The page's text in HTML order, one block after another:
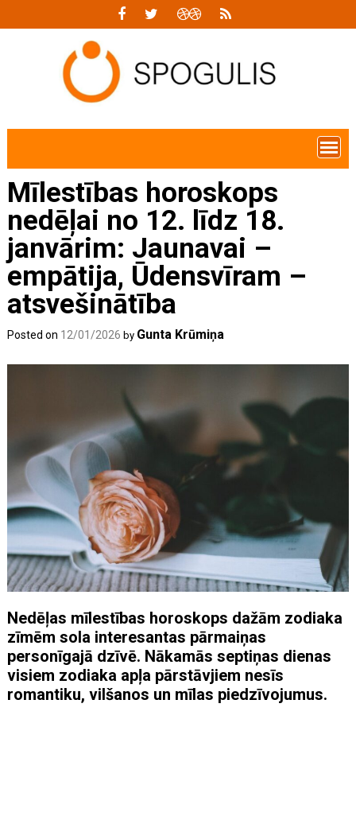
Mīlestības horoskops
nedēļai no 12. līdz 18.
janvārim: Jaunavai –
empātija, Ūdensvīram –
atsvešinātība
Posted on 12/01/2026 by Gunta Krūmiņa
Nedēļas mīlestības horoskops dažām zodiaka
zīmēm sola interesantas pārmaiņas
personīgajā dzīvē. Nākamās septiņas dienas
visiem zodiaka apļa pārstāvjiem nesīs
romantiku, vilšanos un mīlas piedzīvojumus.